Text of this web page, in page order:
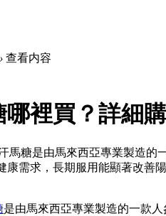
› 查看内容
哪裡買？詳細
馬糖是由馬來西亞專業製造
康需求，長期服用能顯著改善
是由馬來西亞專業製造的一款